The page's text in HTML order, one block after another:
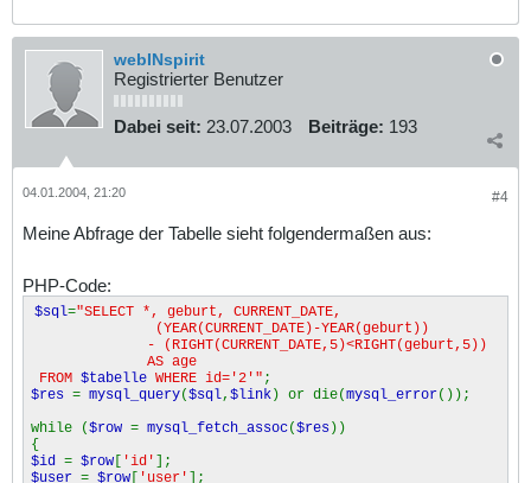
webINspirit
Registrierter Benutzer
Dabei seit: 23.07.2003 Beiträge: 193
#4
04.01.2004, 21:20
Meine Abfrage der Tabelle sieht folgendermaßen aus:
PHP-Code:
$sql="SELECT *, geburt, CURRENT_DATE,
(YEAR(CURRENT_DATE)-YEAR(geburt))
- (RIGHT(CURRENT_DATE,5)<RIGHT(geburt,5))
AS age
FROM $tabelle WHERE id='2'" ;
$res = mysql_query($sql, $link) or die(mysql_error());
while ($row = mysql_fetch_assoc($res))
{
$id = $row [ 'id' ];
$user = $row [ 'user' ];